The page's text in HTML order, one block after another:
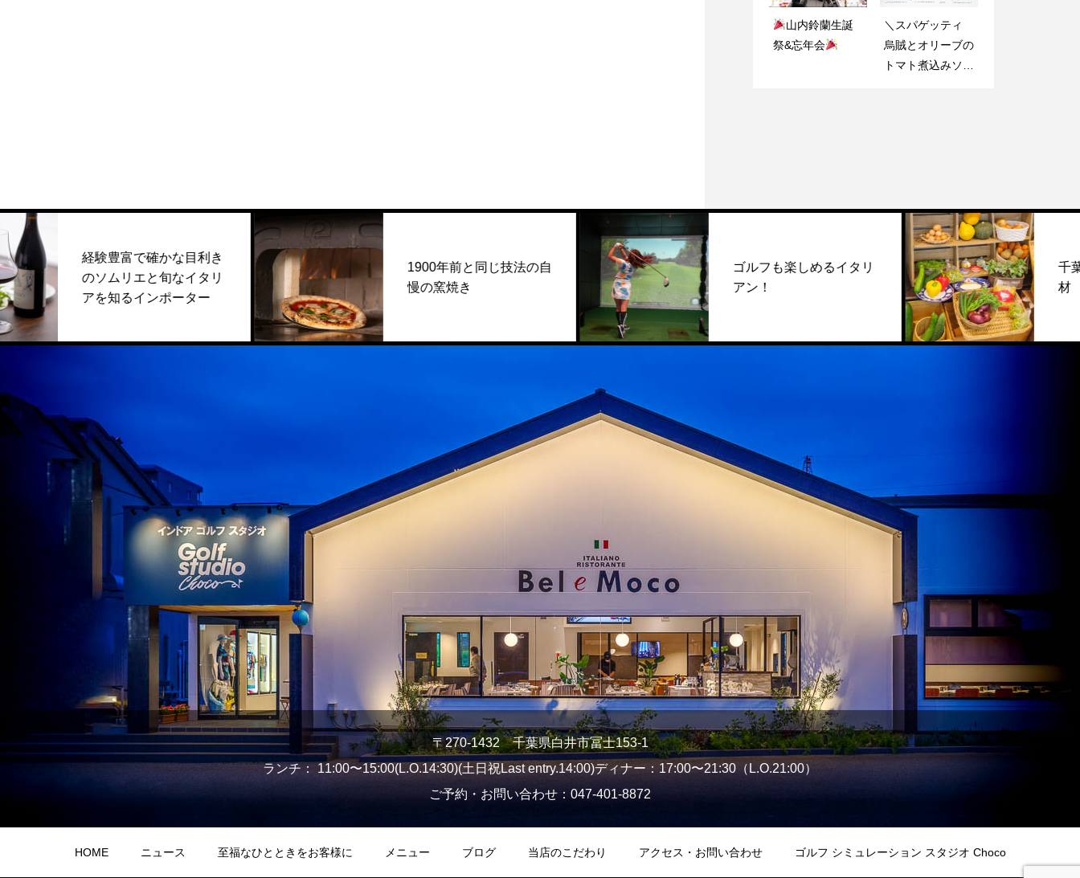
山内鈴蘭生誕
祭&忘年会
＼スパゲッティ
烏賊とオリーブの
トマト煮込みソー
＼白井産のお野
菜！自慢の窯で焼
＼本日鮮魚のセモ
リナ粉揚げ ムー
ル貝のクリームソ
験豊富で確かな目利き
ソムリエと旬なイタリ
を知るインポーター
1900年前と同じ技法の自
ゴルフも楽しめるイタリ
アン！
千葉県産の新鮮
材
〒270-1432 千葉県白井市冨士153-1
ランチ： 11:00〜15:00(L.O.14:30)(土日祝Last entry.14:00)ディナー：17:00〜21:30（L.O.21:00）
ご予約・お問い合わせ：047-401-8872
HOME ニュース 至福なひとときをお客様に メニュー ブログ 当店のこだわり アクセス・お問い合わせ ゴルフ シミュレーション スタジオ Choco